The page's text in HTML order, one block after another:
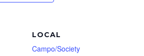
LOCAL
Campo/Society